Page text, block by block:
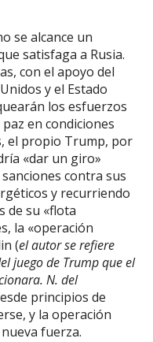
se alcance un
satisfaga a Rusia.
con el apoyo del
y el Estado
los esfuerzos
en condiciones
el propio Trump, por
«dar un giro»
contra sus
y recurriendo
de su «flota
la «operación
(el autor se refiere
juego de Trump que el
N. del
principios de
y la operación
fuerza.